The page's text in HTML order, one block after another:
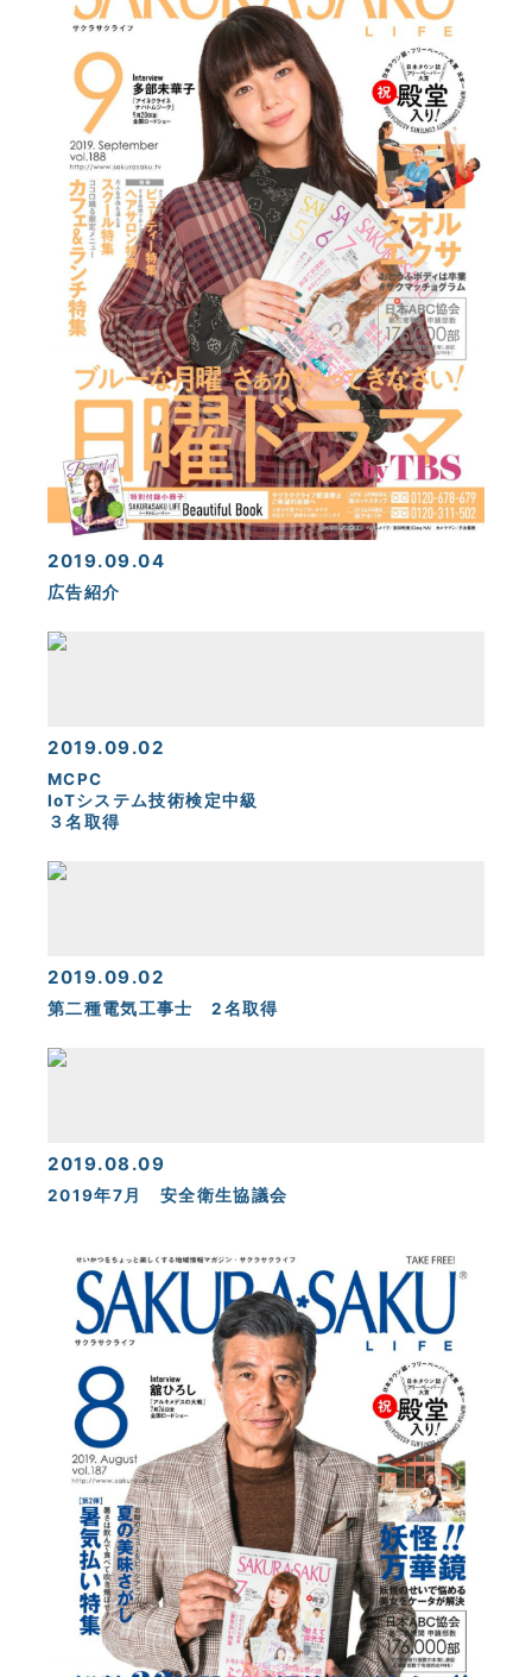
2019.09.04
広告紹介
2019.09.02
MCPC
IoTシステム技術検定中級
３名取得
2019.09.02
第二種電気工事士 2名取得
2019.08.09
2019年7月 安全衛生協議会